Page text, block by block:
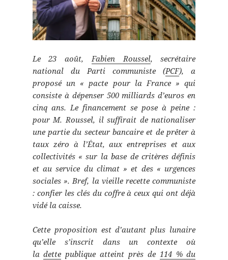
Le 23 août,Fabien Roussel, secrétaire
national du Parti communiste (PCF), a
proposé un « pacte pour la France » qui
consiste à dépenser 500 milliards d’euros en
cinq ans. Le financement se pose à peine :
pour M. Roussel, il suffirait de nationaliser
une partie du secteur bancaire et de prêter à
taux zéro à l’État, aux entreprises et aux
collectivités « sur la base de critères définis
et au service du climat » et des « urgences
sociales ». Bref, la vieille recette communiste
: confier les clés du coffre à ceux qui ont déjà
vidé la caisse.
Cette proposition est d’autant plus lunaire
qu’elle s’inscrit dans un contexte où
ladette publique atteint près de 114 % du